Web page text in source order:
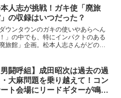
オフィスへ侵入して歌を披露した
Awichさんにセクシー...
人志が挑戦！ガキ使「廃旅
の収録はいつだった？
ダウンタウンのガキの使いやあらへん
」の中でも、特にインパクトのある
廃旅館」企画。松本人志さんがどのよ
を詳しく知りたい方のために、収録時
エピソードの背景につ...
男闘呼組】成田昭次は過去の過
大麻問題を乗り越えて！コン
ト会場にリードギターが鳴り